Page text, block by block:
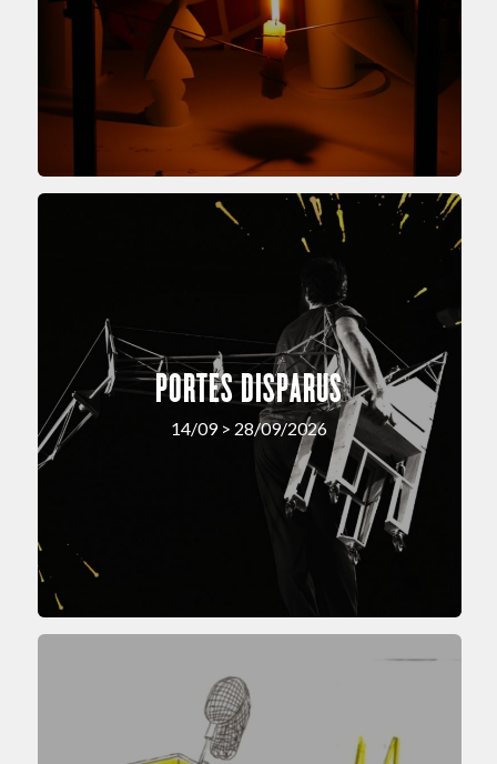
PORTES DISPARUS
14/09 > 28/09/2026